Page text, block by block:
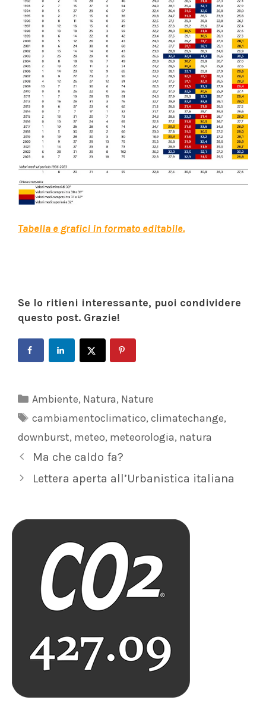
Tabella e grafici in formato editabile.
Se lo ritieni interessante, puoi condividere
questo post. Grazie!
Categorie
Ambiente, Natura, Nature
Tag
cambiamentoclimatico, climatechange,
downburst, meteo, meteorologia, natura
Ma che caldo fa?
Lettera aperta all’Urbanistica italiana